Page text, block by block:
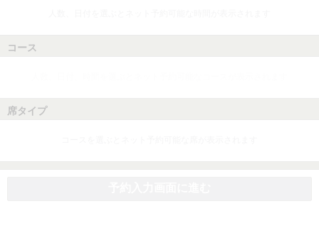
コース
席タイプ